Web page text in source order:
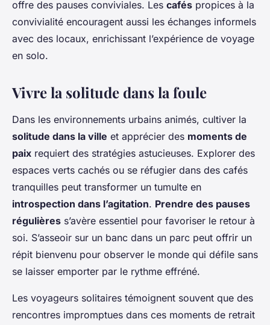
offre des pauses conviviales. Les cafés propices à la
convivialité encouragent aussi les échanges informels
avec des locaux, enrichissant l’expérience de voyage
en solo.
Vivre la solitude dans la foule
Dans les environnements urbains animés, cultiver la
solitude dans la ville et apprécier des moments de
paix requiert des stratégies astucieuses. Explorer des
espaces verts cachés ou se réfugier dans des cafés
tranquilles peut transformer un tumulte en
introspection dans l’agitation. Prendre des pauses
régulières s’avère essentiel pour favoriser le retour à
soi. S’asseoir sur un banc dans un parc peut offrir un
répit bienvenu pour observer le monde qui défile sans
se laisser emporter par le rythme effréné.
Les voyageurs solitaires témoignent souvent que des
rencontres impromptues dans ces moments de retrait